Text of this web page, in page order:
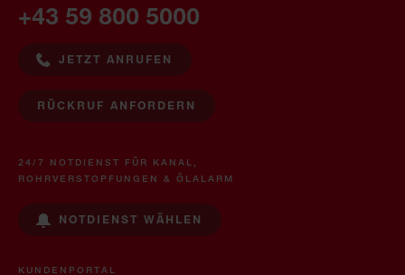
+43 59 800 5000
JETZT ANRUFEN
RÜCKRUF ANFORDERN
24/7 NOTDIENST FÜR KANAL,
ROHRVERSTOPFUNGEN & ÖLALARM
NOTDIENST WÄHLEN
KUNDENPORTAL